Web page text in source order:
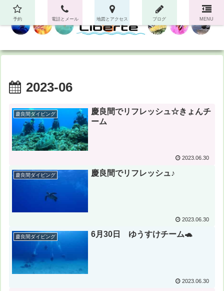
2023-06
慶良間ダイビング
慶良間でリフレッシュ☆きょんチ
ーム
2023.06.30
慶良間ダイビング 慶良間でリフレッシュ♪
2023.06.30
慶良間ダイビング 6月30日 ゆうすけチーム🐢
2023.06.30
予約 電話とメール 地図とアクセス ブログ MENU